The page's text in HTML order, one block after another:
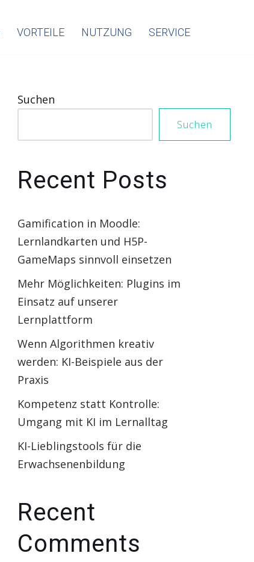
VORTEILE NUTZUNG SERVICE
Suchen
Suchen
Recent Posts
Gamification in Moodle:
Lernlandkarten und H5P-
GameMaps sinnvoll einsetzen
Mehr Möglichkeiten: Plugins im
Einsatz auf unserer
Lernplattform
Wenn Algorithmen kreativ
werden: KI-Beispiele aus der
Praxis
Kompetenz statt Kontrolle:
Umgang mit KI im Lernalltag
KI-Lieblingstools für die
Erwachsenenbildung
Recent
Comments